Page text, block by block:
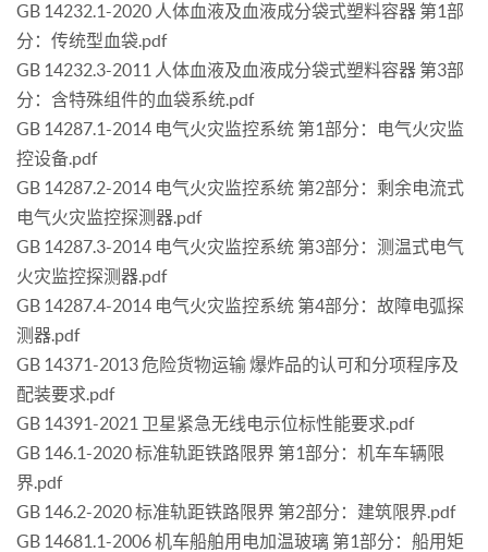
GB 14232.1-2020 人体血液及血液成分袋式塑料容器 第1部
分：传统型血袋.pdf
GB 14232.3-2011 人体血液及血液成分袋式塑料容器 第3部
分：含特殊组件的血袋系统.pdf
GB 14287.1-2014 电气火灾监控系统 第1部分：电气火灾监
控设备.pdf
GB 14287.2-2014 电气火灾监控系统 第2部分：剩余电流式
电气火灾监控探测器.pdf
GB 14287.3-2014 电气火灾监控系统 第3部分：测温式电气
火灾监控探测器.pdf
GB 14287.4-2014 电气火灾监控系统 第4部分：故障电弧探
测器.pdf
GB 14371-2013 危险货物运输 爆炸品的认可和分项程序及
配装要求.pdf
GB 14391-2021 卫星紧急无线电示位标性能要求.pdf
GB 146.1-2020 标准轨距铁路限界 第1部分：机车车辆限
界.pdf
GB 146.2-2020 标准轨距铁路限界 第2部分：建筑限界.pdf
GB 14681.1-2006 机车船舶用电加温玻璃 第1部分：船用矩